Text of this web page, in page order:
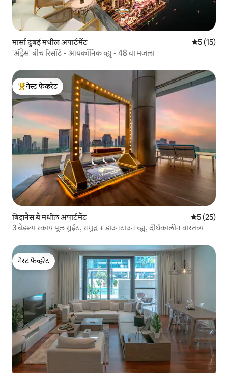
मार्सा दुबई मधील अपार्टमेंट 5 पैकी 5
5 (15)
'अ‍ॅड्रेस' बीच रिसॉर्ट - आयकॉनिक व्ह्यू - 48 वा मजला
टॉप गेस्ट फेव्हरेट
गेस्ट फेव्हरेट
बिझनेस बे मधील अपार्टमेंट 5 पैकी 5
5 (25)
3 बेडरूम स्काय पूल सुईट, समुद्र + डाउनटाउन व्ह्यू, दीर्घकालीन वास्तव्य
गेस्ट फेव्हरेट
गेस्ट फेव्हरेट